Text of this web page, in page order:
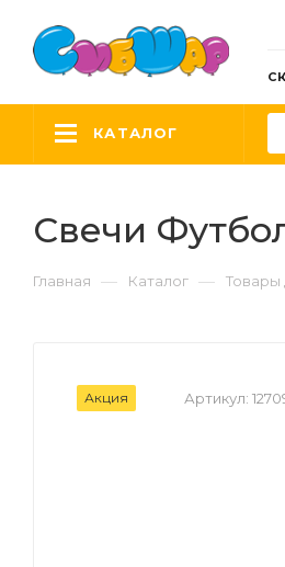
КАТАЛОГ
Свечи
Главная — Каталог — Товары
Акция Артикул: